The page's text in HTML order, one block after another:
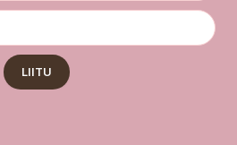
LIITU